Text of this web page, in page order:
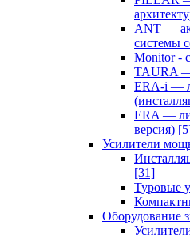
ANT —
системы
Monitor -
TAURA
ERA-i —
ERA —
версия)
Усилители
[31]
Туровые
Оборудование